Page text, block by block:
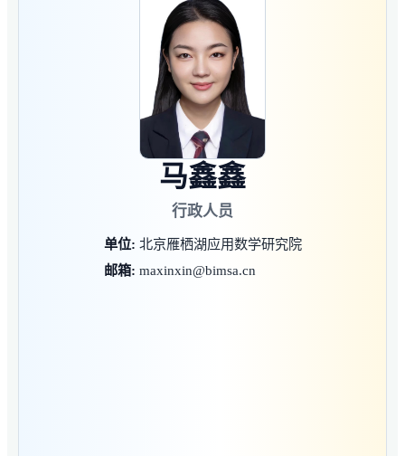
马鑫鑫
行政人员
单位: 北京雁栖湖应用数学研究院
邮箱: maxinxin@bimsa.cn